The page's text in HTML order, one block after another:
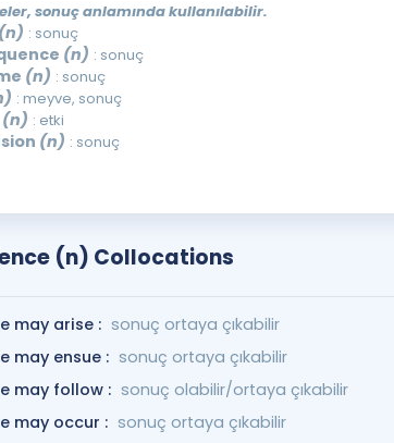
sonuç anlamında kullanılabilir.
(n) : sonuç
(n) : sonuç
(n) : sonuç
: meyve, sonuç
(n) : etki
(n) : sonuç
(n) Collocations
may arise : sonuç ortaya çıkabilir
may ensue : sonuç ortaya çıkabilir
may follow : sonuç olabilir/ortaya çıkabilir
may occur : sonuç ortaya çıkabilir